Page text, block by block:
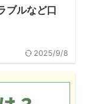
ブルなど口
2025/9/8